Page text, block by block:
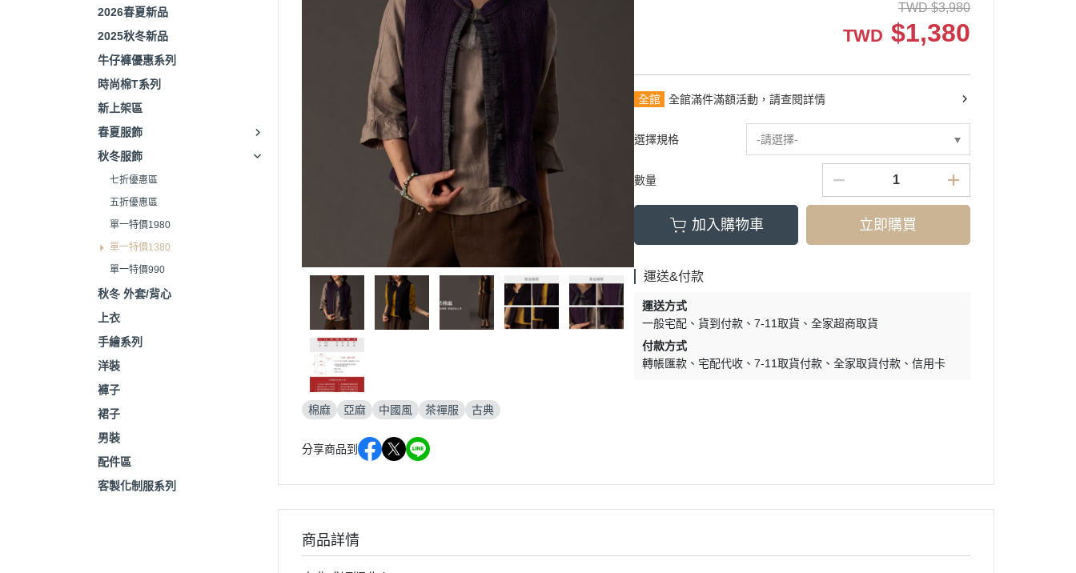
2026春夏新品
2025秋冬新品
牛仔褲優惠系列
時尚棉T系列
新上架區
春夏服飾
秋冬服飾
七折優惠區
五折優惠區
單一特價1980
單一特價1380
單一特價990
秋冬 外套/背心
上衣
手繪系列
洋裝
褲子
裙子
男裝
配件區
客製化制服系列
棉麻 亞麻 中國風 茶禪服 古典
分享商品到
TWD $3,980
TWD $1,380
全館 全館滿件滿額活動，請查閱詳情
選擇規格 -請選擇-
數量
加入購物車 立即購買
運送&付款
運送方式
一般宅配
貨到付款 7-11取貨
全家超商取貨
付款方式
轉帳匯款
宅配代收 7-11取貨付款 全家取貨付款 信用卡
商品詳情